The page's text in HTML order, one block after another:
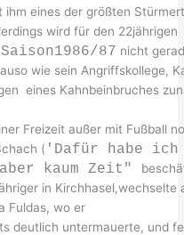
ihm eines der größten
wird für den 22jährigen
Saison1986/87 nicht
wie sein Angriffskollege,
eines Kahnbeinbruches
Freizeit außer mit Fußball
( 'Dafür habe ich
kaum Zeit"
in Kirchhasel,wechselte
Fuldas, wo er
deutlich untermauerte, und